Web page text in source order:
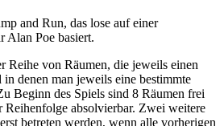
and Run, das lose auf einer
Alan Poe basiert.
Reihe von Räumen, die jeweils einen
denen man jeweils eine bestimmte
Beginn des Spiels sind 8 Räumen frei
Reihenfolge absolvierbar. Zwei weitere
betreten werden, wenn alle vorherigen